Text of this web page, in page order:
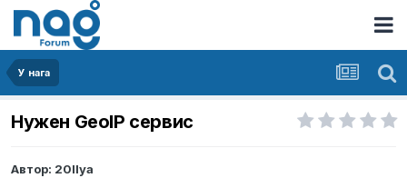
У нага
Нужен GeoIP сервис
Автор: 20Ilya